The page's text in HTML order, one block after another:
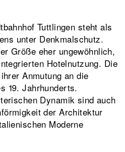
Tuttlingen steht als
unter Denkmalschutz.
Größe eher ungewöhnlich,
Hotelnutzung. Die
Anmutung an die
19. Jahrhunderts.
Dynamik sind auch
der Architektur
Moderne
+